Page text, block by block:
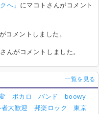
へ」 にマコトさんがコメント
コメントしました。
んがコメントしました。
一覧を見る
ボカロ バンド
boowy
大歓迎 邦楽ロック
東京